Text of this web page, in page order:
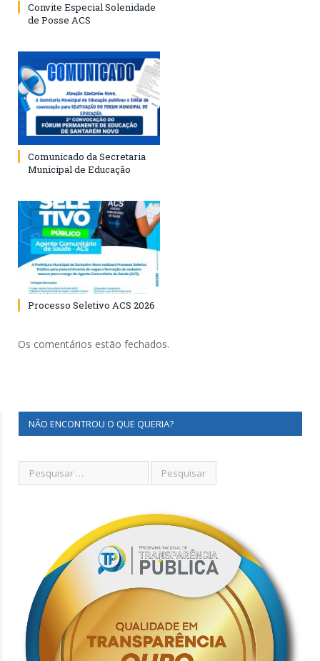
Convite Especial Solenidade
de Posse ACS
Comunicado da Secretaria
Municipal de Educação
Processo Seletivo ACS 2026
Os comentários estão fechados.
NÃO ENCONTROU O QUE QUERIA?